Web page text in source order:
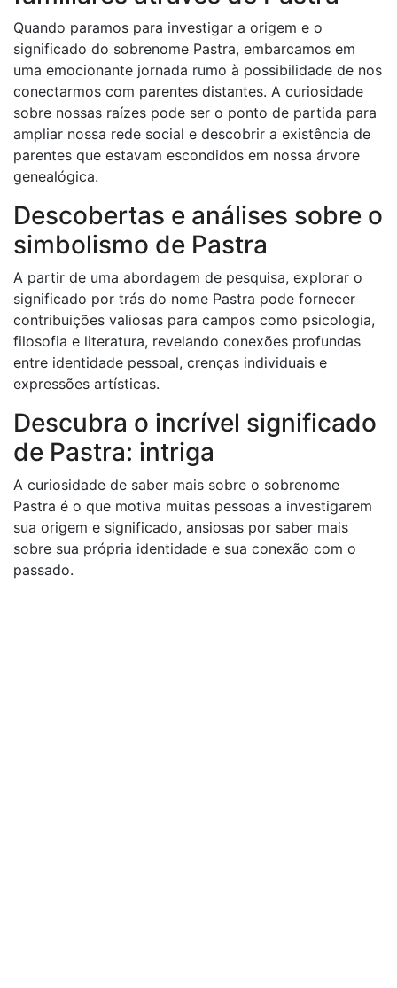
Quando paramos para investigar a origem e o
significado do sobrenome Pastra, embarcamos em
uma emocionante jornada rumo à possibilidade de nos
conectarmos com parentes distantes. A curiosidade
sobre nossas raízes pode ser o ponto de partida para
ampliar nossa rede social e descobrir a existência de
parentes que estavam escondidos em nossa árvore
genealógica.
Descobertas e análises sobre o
simbolismo de Pastra
A partir de uma abordagem de pesquisa, explorar o
significado por trás do nome Pastra pode fornecer
contribuições valiosas para campos como psicologia,
filosofia e literatura, revelando conexões profundas
entre identidade pessoal, crenças individuais e
expressões artísticas.
Descubra o incrível significado
de Pastra: intriga
A curiosidade de saber mais sobre o sobrenome
Pastra é o que motiva muitas pessoas a investigarem
sua origem e significado, ansiosas por saber mais
sobre sua própria identidade e sua conexão com o
passado.